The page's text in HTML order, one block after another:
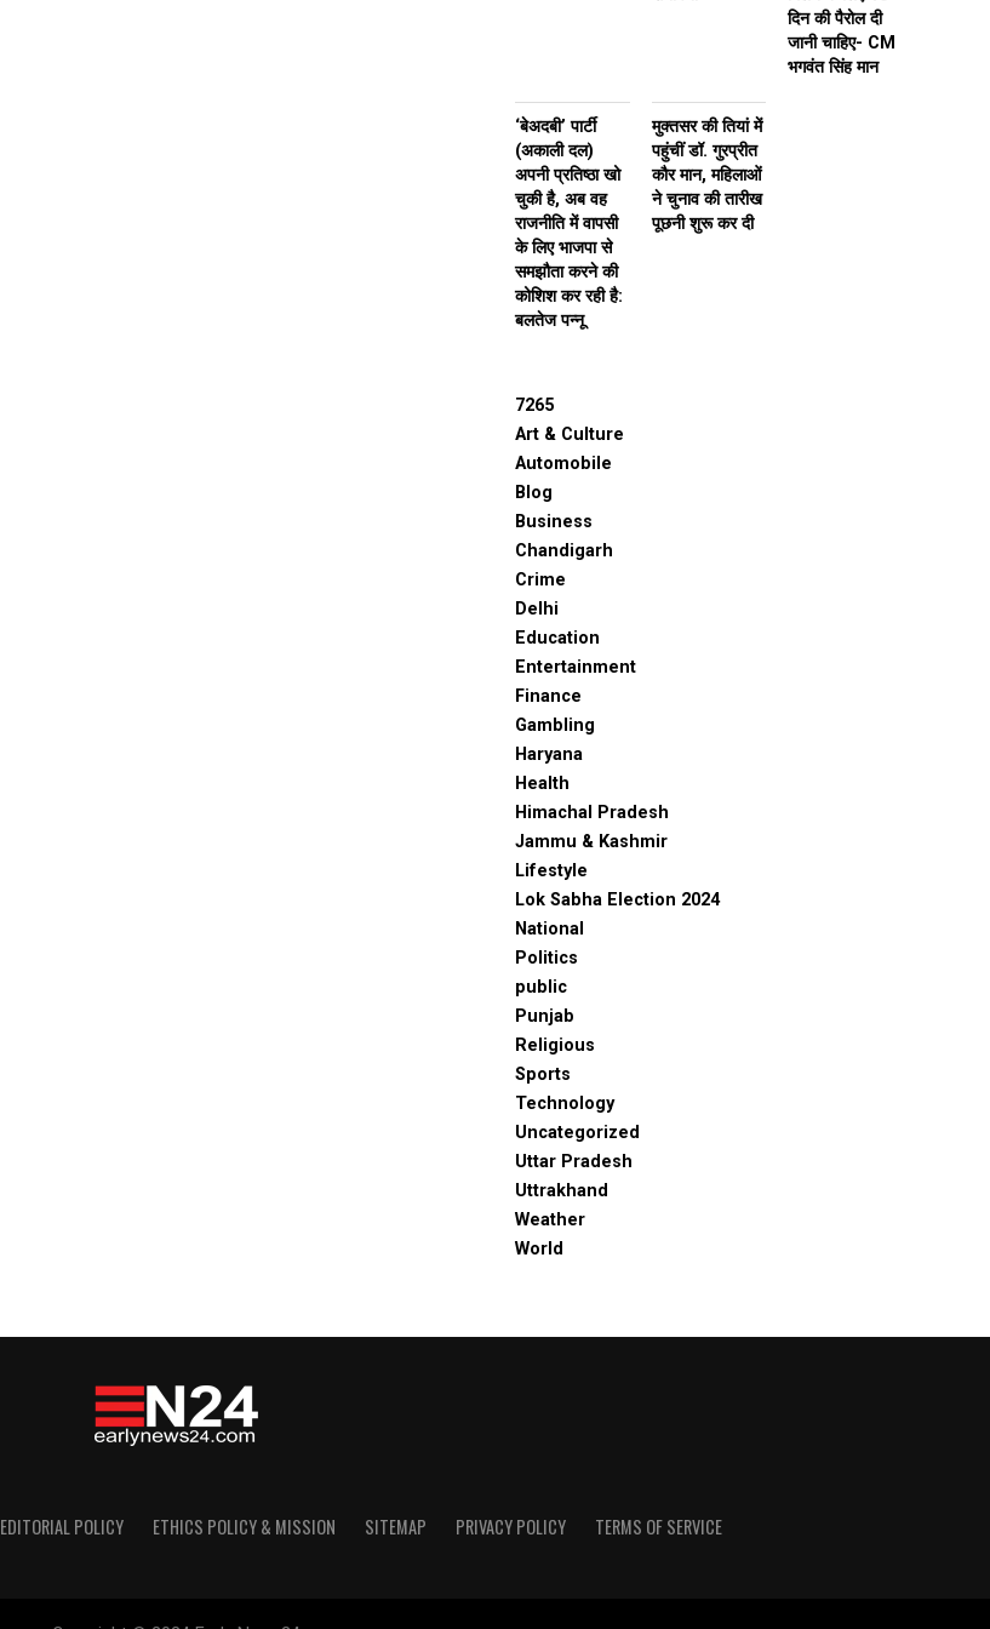
दिन की पैरोल दी
जानी चाहिए- CM
भगवंत सिंह मान
‘बेअदबी’ पार्टी
(अकाली दल)
अपनी प्रतिष्ठा खो
चुकी है, अब वह
राजनीति में वापसी
के लिए भाजपा से
समझौता करने की
कोशिश कर रही है:
बलतेज पन्नू
मुक्तसर की तियां में
पहुंचीं डॉ. गुरप्रीत
कौर मान, महिलाओं
ने चुनाव की तारीख
पूछनी शुरू कर दी
7265
Art & Culture
Automobile
Blog
Business
Chandigarh
Crime
Delhi
Education
Entertainment
Finance
Gambling
Haryana
Health
Himachal Pradesh
Jammu & Kashmir
Lifestyle
Lok Sabha Election 2024
National
Politics
public
Punjab
Religious
Sports
Technology
Uncategorized
Uttar Pradesh
Uttrakhand
Weather
World
EDITORIAL POLICY ETHICS POLICY & MISSION SITEMAP PRIVACY POLICY TERMS OF SERVICE